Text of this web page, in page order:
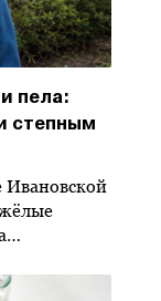
пела:
степным
Ивановской